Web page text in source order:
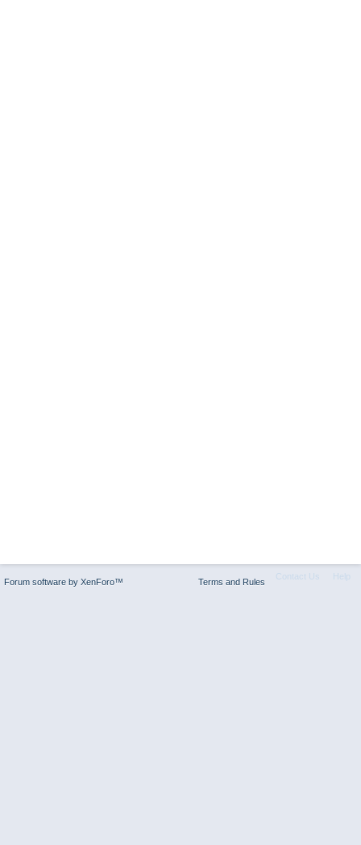
Contact Us Help
Terms and Rules
Forum software by XenForo™